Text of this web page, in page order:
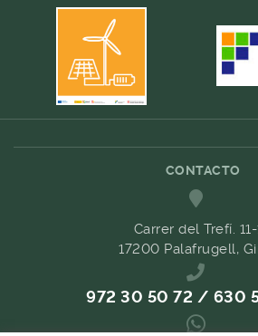
CONTACTO
Carrer del Trefí. 11-
17200 Palafrugell,
972 30 50 72 / 630